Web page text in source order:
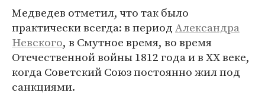
Медведев отметил, что так было
практически всегда: в периодАлександра
Невского, в Смутное время, во время
Отечественной войны 1812 года и в XX веке,
когда Советский Союз постоянно жил под
санкциями.